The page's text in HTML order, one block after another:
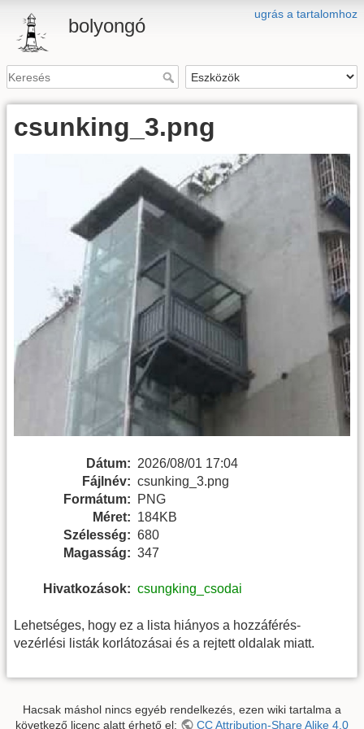
ugrás a tartalomhoz
bolyongó
csunking_3.png
Dátum: 2026/08/01 17:04
Fájlnév: csunking_3.png
Formátum:
PNG
Méret: 184KB
Szélesség: 680
Magasság: 347
Hivatkozások: csungking_csodai
Lehetséges, hogy ez a lista hiányos a hozzáférés-
vezérlési listák korlátozásai és a rejtett oldalak miatt.
Hacsak máshol nincs egyéb rendelkezés, ezen wiki tartalma a
következő licenc alatt érhető el:
CC Attribution-Share Alike 4.0